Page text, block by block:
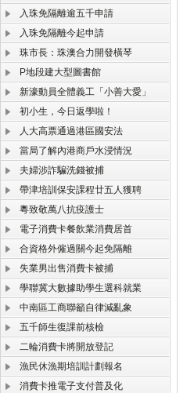
入珠免隔離逾五千申請
入珠免隔離今起申請
珠市長：珠澳合力開發橫琴
P地段建大型圖書館
新濠動員全體義工「小善大愛」
初小生，今日返學啦！
人大高票通過港區國安法
當局了解內港商戶水浸情況
夫婦涉詐騙洗錢被捕
帶津培訓保安課程廿五人獲聘
粵致敬萬八抗疫護士
電子消費卡餐飲業消費居首
合資格外僱過關今起免隔離
失業男出售消費卡被捕
學聯冀大數據助學生選科就業
中南區工商聯籲自律減亂象
五千師生復課前核檢
二輪消費卡將開放登記
漁民休漁期培訓計劃報名
消費卡推電子支付普及化